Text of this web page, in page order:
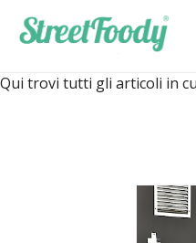
Qui trovi tutti gli articoli in